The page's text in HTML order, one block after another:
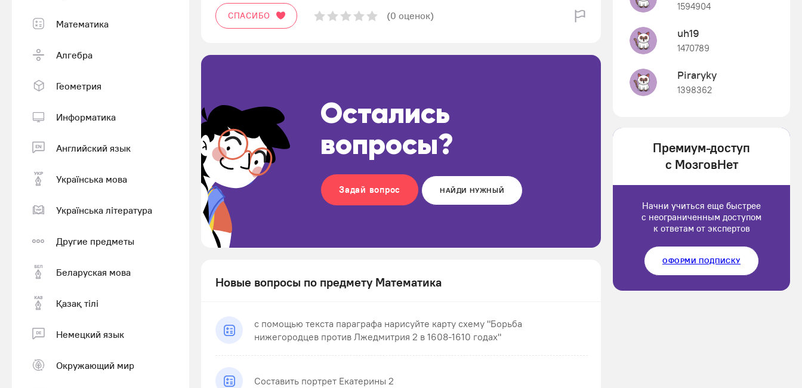
Математика
Алгебра
Геометрия
Информатика
Английский язык
Українська мова
Українська література
Другие предметы
Беларуская мова
Қазақ тiлi
Немецкий язык
Окружающий мир
СПАСИБО (0 оценок)
Остались
вопросы?
Задай вопрос НАЙДИ НУЖНЫЙ
Новые вопросы по предмету Математика
с помощью текста параграфа нарисуйте карту схему "Борьба
нижегородцев против Лжедмитрия 2 в 1608-1610 годах"
Составить портрет Екатерины 2
1594904
uh19
1470789
Piraryky
1398362
Luluput
Премиум-доступ
с МозговНет
Начни учиться еще быстрее
с неограниченным доступом
к ответам от экспертов
ОФОРМИ ПОДПИСКУ